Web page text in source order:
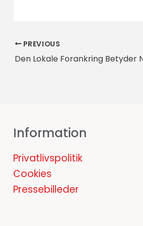
PREVIOUS
Den Lokale Forankring Betyder
Information
Privatlivspolitik
Cookies
Pressebilleder